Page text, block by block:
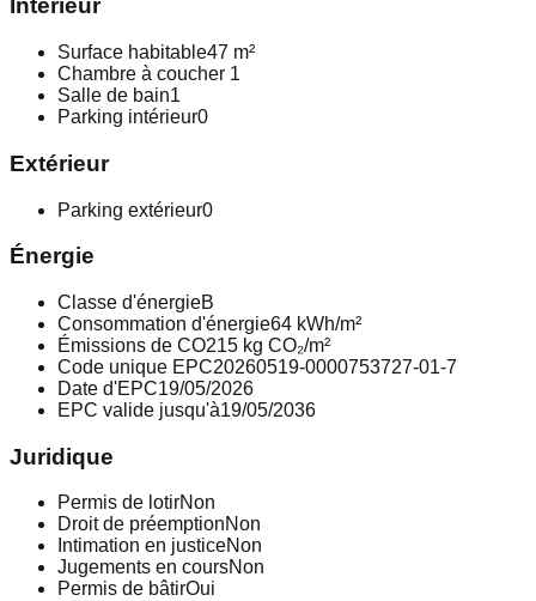
purement indicatif. Pour plus d'informations et/ou une visite,
Intérieur
Surface habitable47 m²
Chambre à coucher 1
Salle de bain1
Parking intérieur0
Extérieur
Parking extérieur0
Énergie
Classe d'énergieB
Consommation d'énergie64 kWh/m²
Émissions de CO215 kg CO₂/m²
Code unique EPC20260519‐0000753727‐01‐7
Date d'EPC19/05/2026
EPC valide jusqu'à19/05/2036
Juridique
Permis de lotirNon
Droit de préemptionNon
Intimation en justiceNon
Jugements en coursNon
Permis de bâtirOui